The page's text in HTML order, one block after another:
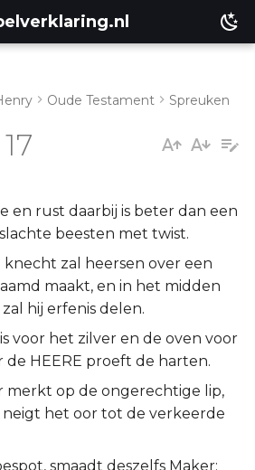
Oude Testament Spreuken
en rust daarbij is beter dan een
beesten met twist.
knecht zal heersen over een
maakt, en in het midden
hij erfenis delen.
voor het zilver en de oven voor
de HEERE proeft de harten.
merkt op de ongerechtige lip,
het oor tot de verkeerde
smaadt deszelfs Maker;